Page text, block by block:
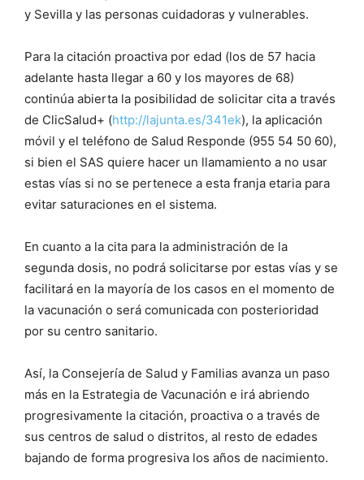
y Sevilla y las personas cuidadoras y vulnerables.
Para la citación proactiva por edad (los de 57 hacia
adelante hasta llegar a 60 y los mayores de 68)
continúa abierta la posibilidad de solicitar cita a través
de ClicSalud+ (http://lajunta.es/341ek), la aplicación
móvil y el teléfono de Salud Responde (955 54 50 60),
si bien el SAS quiere hacer un llamamiento a no usar
estas vías si no se pertenece a esta franja etaria para
evitar saturaciones en el sistema.
En cuanto a la cita para la administración de la
segunda dosis, no podrá solicitarse por estas vías y se
facilitará en la mayoría de los casos en el momento de
la vacunación o será comunicada con posterioridad
por su centro sanitario.
Así, la Consejería de Salud y Familias avanza un paso
más en la Estrategia de Vacunación e irá abriendo
progresivamente la citación, proactiva o a través de
sus centros de salud o distritos, al resto de edades
bajando de forma progresiva los años de nacimiento.